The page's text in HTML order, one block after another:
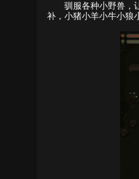
驯服各种小野兽，
补，小猪小羊小牛小狼